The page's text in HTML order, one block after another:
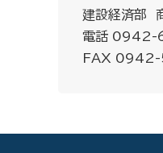
建設経済部
電話
FAX